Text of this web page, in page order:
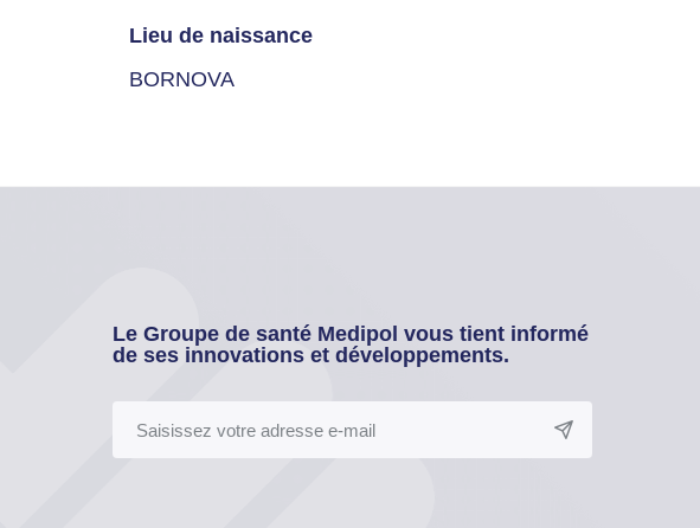
Lieu de naissance
BORNOVA
Le Groupe de santé Medipol vous tient informé
de ses innovations et développements.